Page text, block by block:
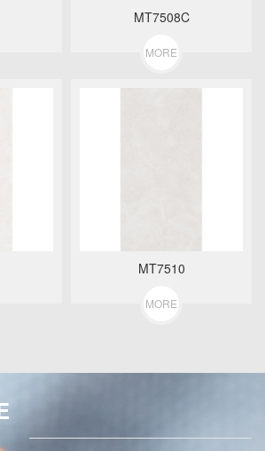
MT7508C
MORE
MT7510
MORE